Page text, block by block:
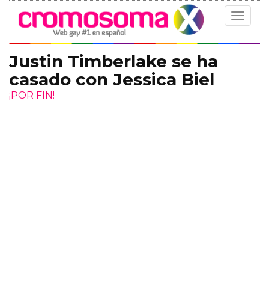
Toggle
Justin Timberlake se ha
casado con Jessica Biel
¡POR FIN!